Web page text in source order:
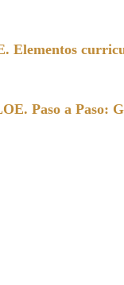
Elementos
Paso a Paso: